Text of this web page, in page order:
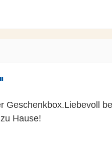
Geschenkbox.Liebevoll
Hause!